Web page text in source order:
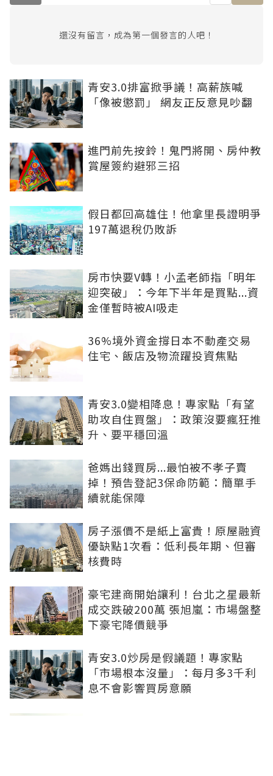
還沒有留言，成為第一個發言的人吧！
青安3.0排富掀爭議！高薪族喊
「像被懲罰」 網友正反意見吵翻
進門前先按鈴！鬼門將開、房仲教
賞屋簽約避邪三招
假日都回高雄住！他拿里長證明爭
197萬退稅仍敗訴
房市快要V轉！小孟老師指「明年
迎突破」：今年下半年是買點...資
金僅暫時被AI吸走
36%境外資金撐日本不動產交易
住宅、飯店及物流躍投資焦點
青安3.0變相降息！專家點「有望
助攻自住買盤」：政策沒要瘋狂推
升、要平穩回溫
爸媽出錢買房...最怕被不孝子賣
掉！預告登記3保命防範：簡單手
續就能保障
房子漲價不是紙上富貴！原屋融資
優缺點1次看：低利長年期、但審
核費時
豪宅建商開始讓利！台北之星最新
成交跌破200萬 張旭嵐：市場盤整
下豪宅降價競爭
青安3.0炒房是假議題！專家點
「市場根本沒量」：每月多3千利
息不會影響買房意願